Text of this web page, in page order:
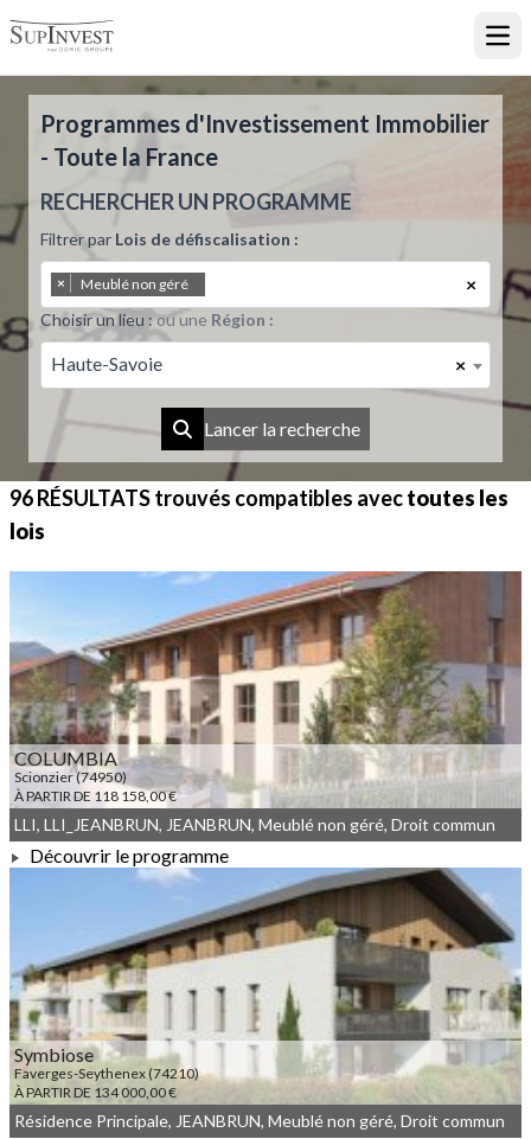
Programmes d'Investissement Immobilier
- Toute la France
RECHERCHER UN PROGRAMME
Filtrer par Lois de défiscalisation :
×
× Meublé non géré
Choisir un lieu :ou une Région :
×
Haute-Savoie
Lancer la recherche
96 RÉSULTATStrouvés compatibles avectoutes les
lois
COLUMBIA
Scionzier (74950)
À PARTIR DE 118 158,00 €
À PARTIR DE 118 158,00 €
LLI, LLI_JEANBRUN, JEANBRUN, Meublé non géré, Droit commun
Découvrir le programme
Symbiose
Faverges-Seythenex (74210)
À PARTIR DE 134 000,00 €
Résidence Principale, JEANBRUN, Meublé non géré, Droit commun